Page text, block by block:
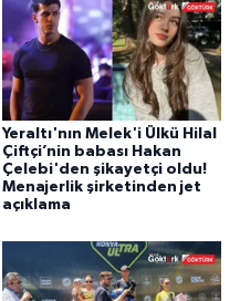
Yeraltı'nın Melek'i Ülkü Hilal
Çiftçi’nin babası Hakan
Çelebi'den şikayetçi oldu!
Menajerlik şirketinden jet
açıklama